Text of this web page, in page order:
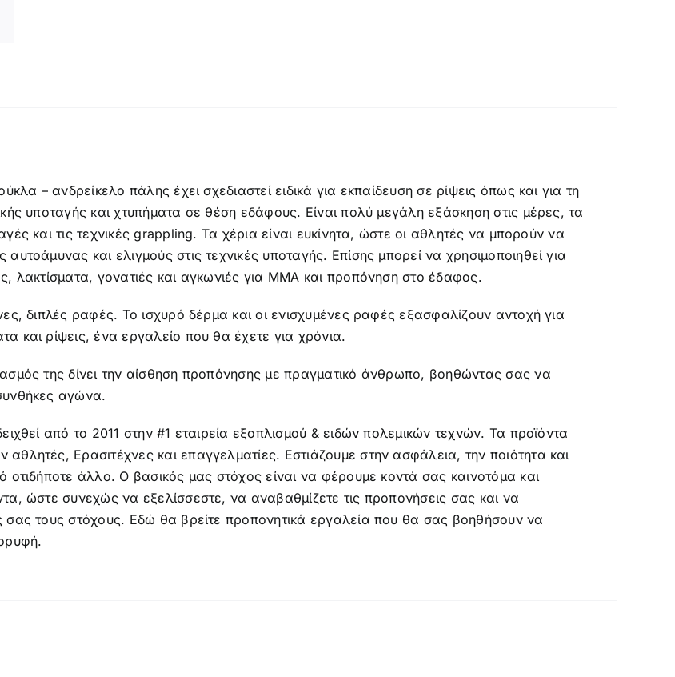
– ανδρείκελο πάλης έχει σχεδιαστεί ειδικά για εκπαίδευση σε ρίψεις όπως και για τη
υποταγής και χτυπήματα σε θέση εδάφους. Είναι πολύ μεγάλη εξάσκηση στις μέρες, τα
και τις τεχνικές grappling. Τα χέρια είναι ευκίνητα, ώστε οι αθλητές να μπορούν να
και ελιγμούς στις τεχνικές υποταγής. Επίσης μπορεί να χρησιμοποιηθεί για
λακτίσματα, γονατιές και αγκωνιές για ΜΜΑ και προπόνηση στο έδαφος.
διπλές ραφές. Το ισχυρό δέρμα και οι ενισχυμένες ραφές εξασφαλίζουν αντοχή για
και ρίψεις, ένα εργαλείο που θα έχετε για χρόνια.
της δίνει την αίσθηση προπόνησης με πραγματικό άνθρωπο, βοηθώντας σας να
αγώνα.
από το 2011 στην #1 εταιρεία εξοπλισμού & ειδών πολεμικών τεχνών. Τα προϊόντα
Ερασιτέχνες και επαγγελματίες. Εστιάζουμε στην ασφάλεια, την ποιότητα και
οτιδήποτε άλλο. Ο βασικός μας στόχος είναι να φέρουμε κοντά σας καινοτόμα και
ώστε συνεχώς να εξελίσσεστε, να αναβαθμίζετε τις προπονήσεις σας και να
σας τους στόχους. Εδώ θα βρείτε προπονητικά εργαλεία που θα σας βοηθήσουν να